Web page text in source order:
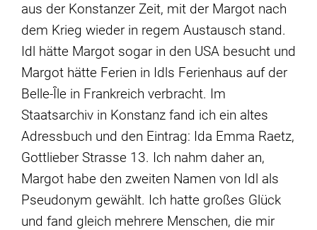
aus der Konstanzer Zeit, mit der Margot nach
dem Krieg wieder in regem Austausch stand.
Idl hätte Margot sogar in den USA besucht und
Margot hätte Ferien in Idls Ferienhaus auf der
Belle-Île in Frankreich verbracht. Im
Staatsarchiv in Konstanz fand ich ein altes
Adressbuch und den Eintrag: Ida Emma Raetz,
Gottlieber Strasse 13. Ich nahm daher an,
Margot habe den zweiten Namen von Idl als
Pseudonym gewählt. Ich hatte großes Glück
und fand gleich mehrere Menschen, die mir